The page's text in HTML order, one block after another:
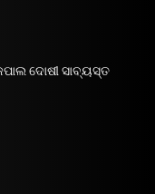
ଦୋଷୀ ସାବ୍ୟସ୍ତ